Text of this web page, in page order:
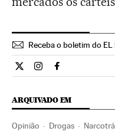
Receba o boletim do EL
Opiniao El País Brasil
Opiniao El País
Opiniao El
ARQUIVADO EM
Opinião Drogas